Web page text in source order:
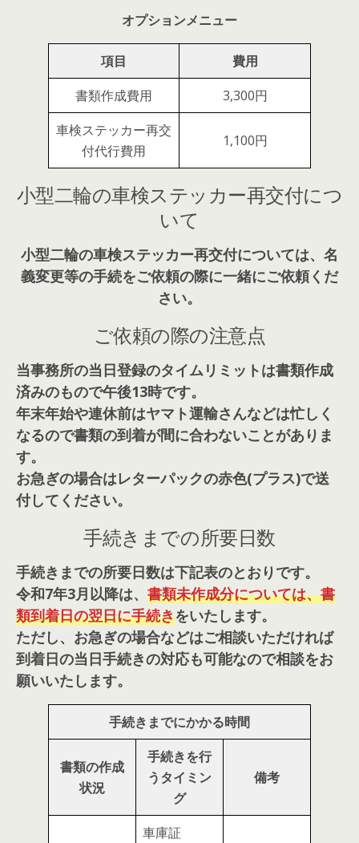
オプションメニュー
項目
費用
書類作成費用
3,300円
車検ステッカー再交
付代行費用
1,100円
小型二輪の車検ステッカー再交付につ
いて
小型二輪の車検ステッカー再交付については、 名
義変更等の手続をご依頼の際に一緒にご依頼くだ
さい。
ご依頼の際の注意点
当事務所の当日登録のタイムリミットは書類作成
済みのもので午後13時です。
年末年始や連休前はヤマト運輸さんなどは忙しく
なるので書類の到着が間に合わないことがありま
す。
お急ぎの場合はレターパックの赤色(プラス)で送
付してください。
手続きまでの所要日数
手続きまでの所要日数は下記表のとおりです。
令和7年3月以降は、 書類未作成分については、書
類到着日の翌日に手続きをいたします。
ただし、お急ぎの場合などはご相談いただければ
到着日の当日手続きの対応も可能なので相談をお
願いいたします。
手続きまでにかかる時間
書類の作成
状況
手続きを行
うタイミン
グ
備考
車庫証